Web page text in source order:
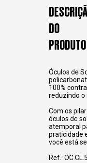
DO
PRODUTO
Óculos de
100%
reduzindo o
Com os
óculos de
atemporal
praticidade
você está
Ref.: